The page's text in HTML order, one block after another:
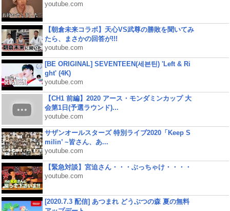
youtube.com
【朝倉未来コラボ】天心VS武尊の勝敗を聞いてみ
たら、まさかの回答が!!!
youtube.com
[BE ORIGINAL] SEVENTEEN(세븐틴) 'Left & Ri
ght' (4K)
youtube.com
【CH1 前編】2020 アース・モンダミンカップ 大
会第1日(予選ラウンド)...
youtube.com
サザンオールスターズ 特別ライブ2020「Keep S
milin’ ~皆さん、あ...
youtube.com
【緊急対談】宮迫さん・・・ぶっちゃけ・・・・
youtube.com
[2020.7.3 配信] あつまれ どうぶつの森 夏の無料